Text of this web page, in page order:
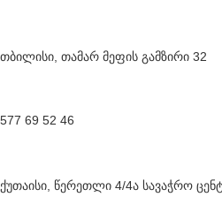
თბილისი, თამარ მეფის გამზირი 32
577 69 52 46
ქუთაისი, წერეთლი 4/4ა სავაჭრო